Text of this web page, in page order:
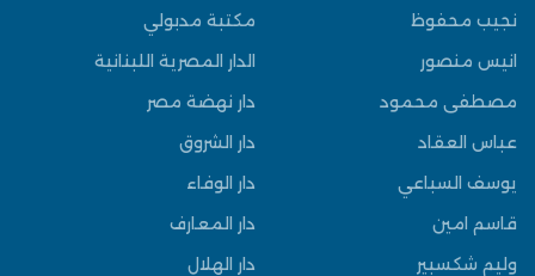
نجيب محفوظ
انيس منصور
مصطفى محمود
عباس العقاد
يوسف السباعي
قاسم امين
وليم شكسبير
مكتبة مدبولي
الدار المصرية اللبنانية
دار نهضة مصر
دار الشروق
دار الوفاء
دار المعارف
دار الهلال